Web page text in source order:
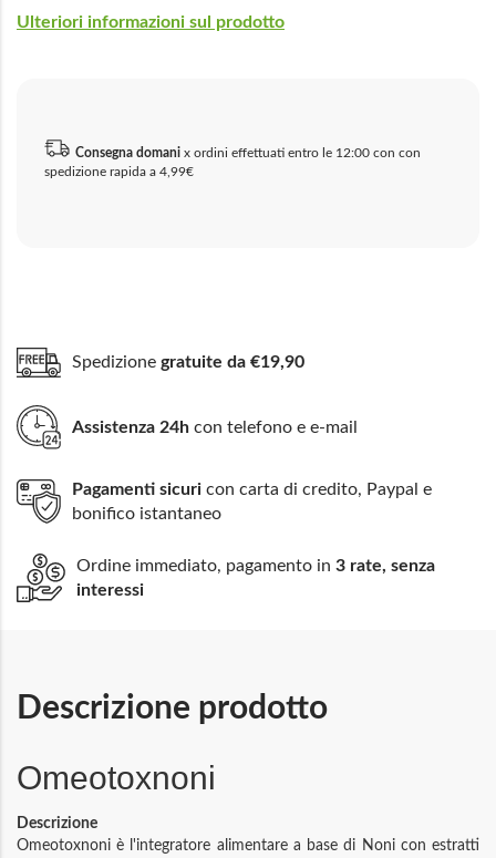
Ulteriori informazioni sul prodotto
Consegna domani x ordini effettuati entro le 12:00 con con
spedizione rapida a 4,99€
Spedizione gratuite da €19,90
Assistenza 24h con telefono e e-mail
Pagamenti sicuri con carta di credito, Paypal e
bonifico istantaneo
Ordine immediato, pagamento in 3 rate, senza
interessi
Descrizione prodotto
Omeotoxnoni
Descrizione
Omeotoxnoni è l'integratore alimentare a base di Noni con estratti